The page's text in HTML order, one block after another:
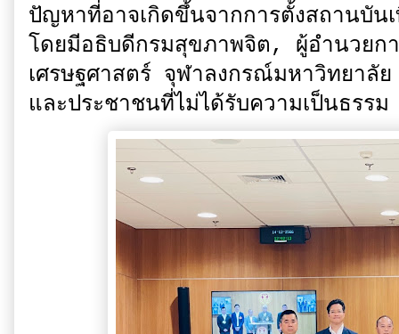
ปัญหาที่อาจเกิดขึ้นจากการตั้งสถานบัน
โดยมีอธิบดีกรมสุขภาพจิต, ผู้อำนวย
เศรษฐศาสตร์ จุฬาลงกรณ์มหาวิทยาลั
และประชาชนที่ไม่ได้รับความเป็นธรร